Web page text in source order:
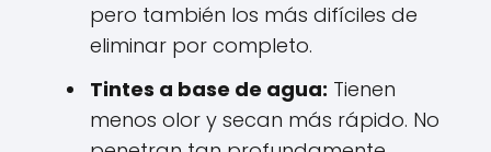
pero también los más difíciles de
eliminar por completo.
Tintes a base de agua: Tienen
menos olor y secan más rápido. No